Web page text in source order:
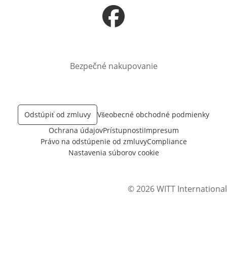
Otvorí sa vnovom okne
Bezpečné nakupovanie
Odstúpiť od zmluvy
Všeobecné obchodné podmienky
Ochrana údajovPrístupnostiImpresum
Právo na odstúpenie od zmluvyCompliance
Nastavenia súborov cookie
© 2026 WITT International